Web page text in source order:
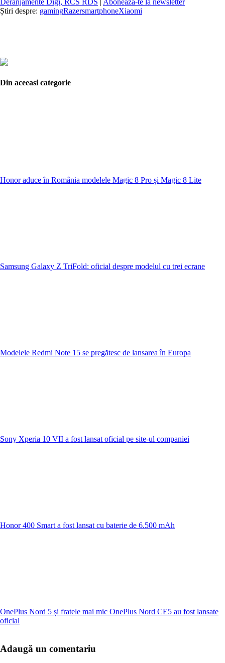
Deranjamente Digi, RCS RDS
Abonează-te la newsletter
Știri despre: gamingRazersmartphoneXiaomi
Din aceeasi categorie
Honor aduce în România modelele Magic 8 Pro și Magic 8 Lite
Samsung Galaxy Z TriFold: oficial despre modelul cu trei ecrane
Modelele Redmi Note 15 se pregătesc de lansarea în Europa
Sony Xperia 10 VII a fost lansat oficial pe site-ul companiei
Honor 400 Smart a fost lansat cu baterie de 6.500 mAh
OnePlus Nord 5 și fratele mai mic OnePlus Nord CE5 au fost lansate
oficial
Adaugă un comentariu